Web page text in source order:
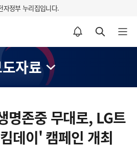
자정부 누리집입니다.
알림설정 바로가기 검색 바로가기 메뉴 열기
자료
명존중 무대로, LG트
데이' 캠페인 개최